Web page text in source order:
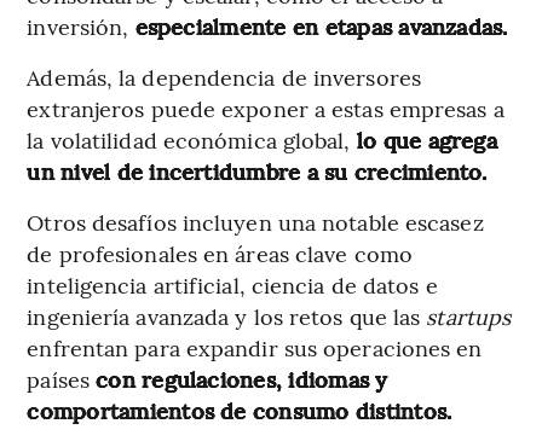
inversión, especialmente en etapas avanzadas.
Además, la dependencia de inversores
extranjeros puede exponer a estas empresas a
la volatilidad económica global, lo que agrega
un nivel de incertidumbre a su crecimiento.
Otros desafíos incluyen una notable escasez
de profesionales en áreas clave como
inteligencia artificial, ciencia de datos e
ingeniería avanzada y los retos que las startups
enfrentan para expandir sus operaciones en
paísescon regulaciones, idiomas y
comportamientos de consumo distintos.